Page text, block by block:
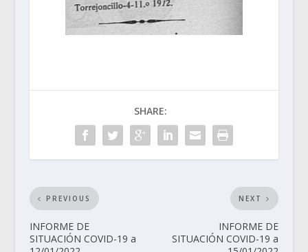
SHARE:
PREVIOUS
INFORME DE
SITUACIÓN COVID-19 a
NEXT
INFORME DE
SITUACIÓN COVID-19 a